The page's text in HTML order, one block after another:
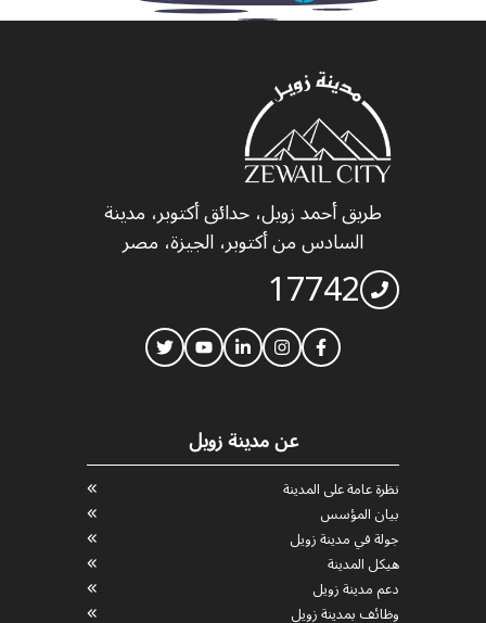
طريق أحمد زويل، حدائق أكتوبر، مدينة
السادس من أكتوبر، الجيزة، مصر
17742
عن مدينة زويل
نظرة عامة على المدينة
بيان المؤسس
جولة في مدينة زويل
هيكل المدينة
دعم مدينة زويل
وظائف بمدينة زويل